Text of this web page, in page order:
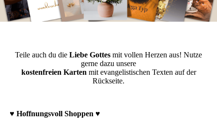
Teile auch du die Liebe Gottes mit vollen Herzen aus! Nutze
gerne dazu unsere
kostenfreien Karten mit evangelistischen Texten auf der
Rückseite.
♥ Hoffnungsvoll Shoppen ♥